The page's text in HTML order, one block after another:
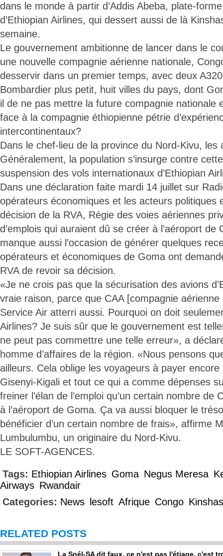
dans le monde à partir d’Addis Abeba, plate-
d’Ethiopian Airlines, qui dessert aussi de là
semaine.
Le gouvernement ambitionne de lancer dans le
une nouvelle compagnie aérienne nationale,
desservir dans un premier temps, avec deux
Bombardier plus petit, huit villes du pays, dont
il de ne pas mettre la future compagnie nationale
face à la compagnie éthiopienne pétrie
intercontinentaux?
Dans le chef-lieu de la province du Nord-Kivu, les
Généralement, la population s’insurge contre
suspension des vols internationaux d’Ethiopian
Dans une déclaration faite mardi 14 juillet sur
opérateurs économiques et les acteurs politiques
décision de la RVA, Régie des voies aériennes
d’emplois qui auraient dû se créer à l’aéroport
manque aussi l’occasion de générer quelques
opérateurs et économiques de Goma ont
RVA de revoir sa décision.
«Je ne crois pas que la sécurisation des avions
vraie raison, parce que CAA [compagnie aérienne
Service Air atterri aussi. Pourquoi on doit
Airlines? Je suis sûr que le gouvernement est
ne peut pas commettre une telle erreur», a
homme d’affaires de la région. «Nous pensons
ailleurs. Cela oblige les voyageurs à payer
Gisenyi-Kigali et tout ce qui a comme dépenses
freiner l’élan de l’emploi qu’un certain nombre de
à l’aéroport de Goma. Ça va aussi bloquer le
bénéficier d’un certain nombre de frais», affirme
Lumbulumbu, un originaire du Nord-Kivu.
LE SOFT-AGENCES.
Tags: Ethiopian Airlines Goma Negus Meresa
Airways Rwandair
Categories: News lesoft Afrique Congo
RELATED POSTS
La Snél-SA dit faux, ce n'est pas l'étiage, c'est